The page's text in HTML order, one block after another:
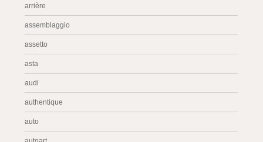
arrière
assemblaggio
assetto
asta
audi
authentique
auto